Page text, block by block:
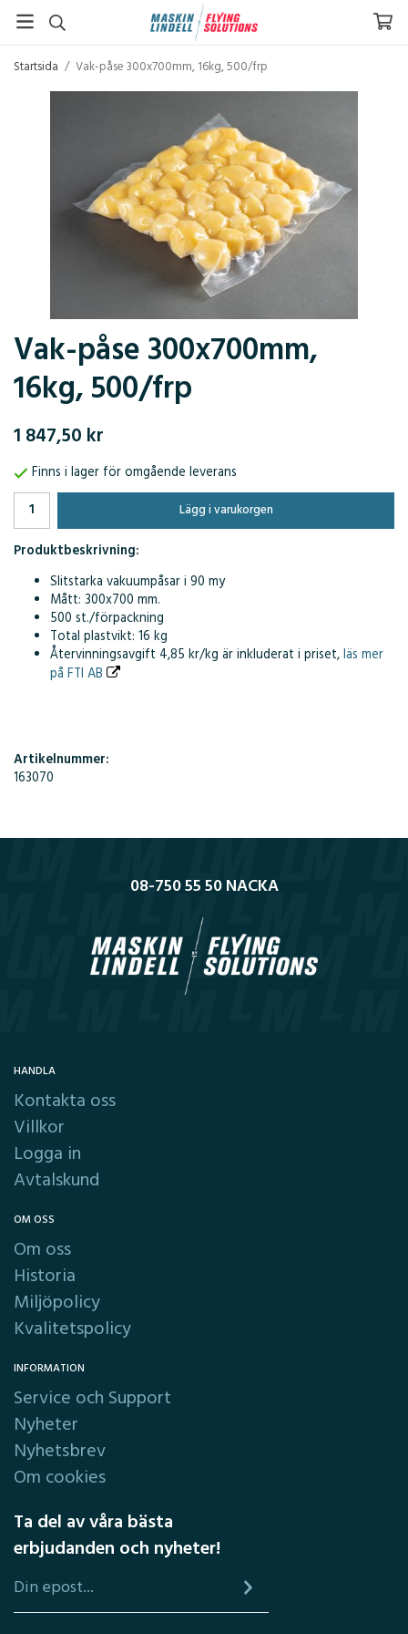
Startsida / Vak-påse 300x700mm, 16kg, 500/frp
Vak-påse 300x700mm,
16kg, 500/frp
1 847,50 kr
Finns i lager för omgående leverans
Lägg i varukorgen
Produktbeskrivning:
Slitstarka vakuumpåsar i 90 my
Mått: 300x700 mm.
500 st./förpackning
Total plastvikt: 16 kg
Återvinningsavgift 4,85 kr/kg är inkluderat i priset,läs mer
på FTI AB
Artikelnummer:
163070
08-750 55 50 NACKA
HANDLA
Kontakta oss
Villkor
Logga in
Avtalskund
OM OSS
Om oss
Historia
Miljöpolicy
Kvalitetspolicy
INFORMATION
Service och Support
Nyheter
Nyhetsbrev
Om cookies
Ta del av våra bästa
erbjudanden och nyheter!